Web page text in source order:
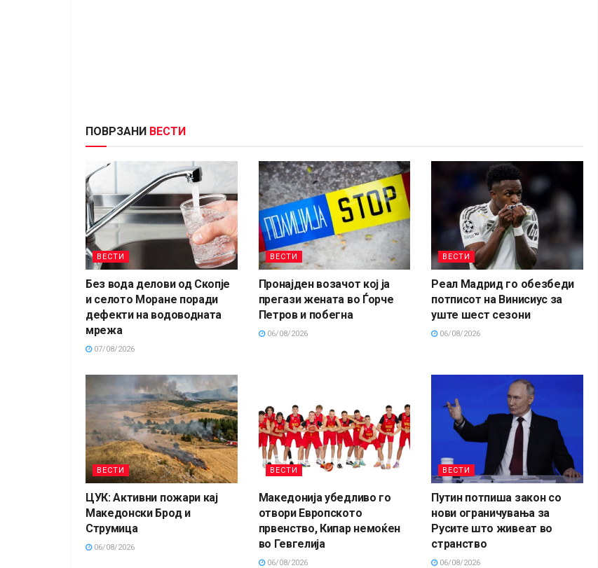
ПОВРЗАНИ ВЕСТИ
ВЕСТИ
Без вода делови од Скопје
и селото Моране поради
дефекти на водоводната
мрежа
07/08/2026
ВЕСТИ
Пронајден возачот кој ја
прегази жената во Ѓорче
Петров и побегна
06/08/2026
ВЕСТИ
Реал Мадрид го обезбеди
потписот на Винисиус за
уште шест сезони
06/08/2026
ВЕСТИ
ЦУК: Активни пожари кај
Македонски Брод и
Струмица
06/08/2026
ВЕСТИ
Македонија убедливо го
отвори Европското
првенство, Кипар немоќен
во Гевгелија
06/08/2026
ВЕСТИ
Путин потпиша закон со
нови ограничувања за
Русите што живеат во
странство
06/08/2026